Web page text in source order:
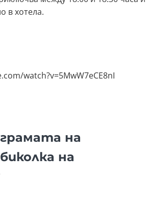
в хотела.
watch?v=5MwW7eCE8nI
на
на